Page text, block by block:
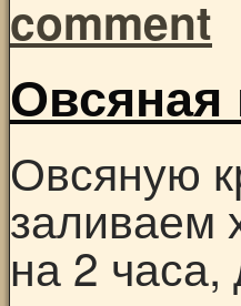
comment
Овсяная
Овсяную
заливаем
на 2 часа,